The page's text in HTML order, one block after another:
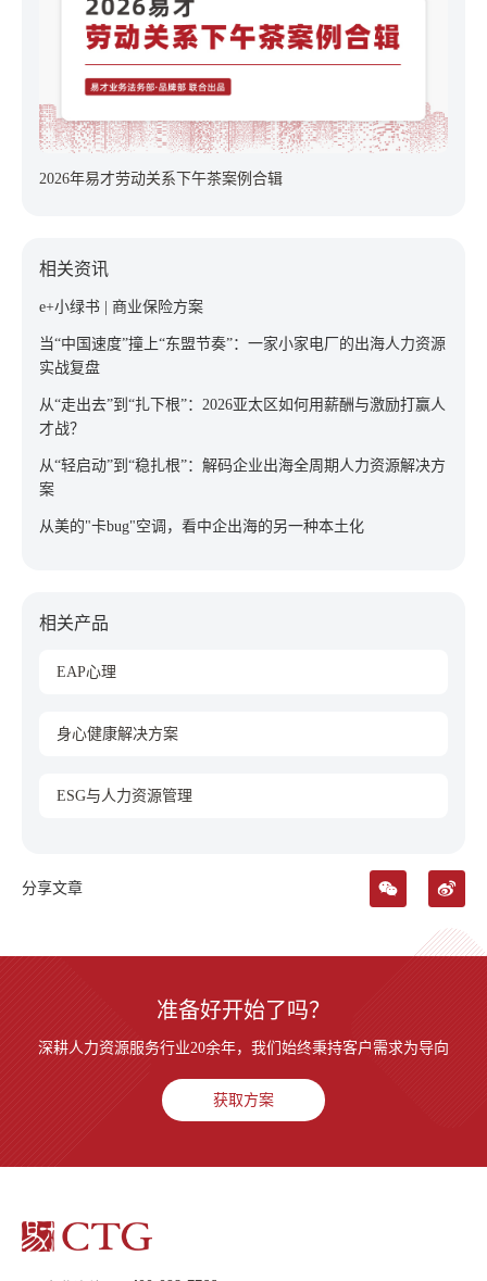
2026年易才劳动关系下午茶案例合辑
相关资讯
e+小绿书 | 商业保险方案
当“中国速度”撞上“东盟节奏”：一家小家电厂的出海人力资源
实战复盘
从“走出去”到“扎下根”：2026亚太区如何用薪酬与激励打赢人
才战？
从“轻启动”到“稳扎根”：解码企业出海全周期人力资源解决方
案
从美的"卡bug"空调，看中企出海的另一种本土化
相关产品
EAP心理
身心健康解决方案
ESG与人力资源管理
分享文章
准备好开始了吗？
深耕人力资源服务行业20余年，我们始终秉持客户需求为导向
获取方案